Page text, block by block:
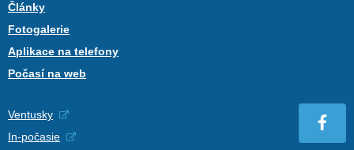
Články
Fotogalerie
Aplikace na telefony
Počasí na web
Ventusky
In-počasie